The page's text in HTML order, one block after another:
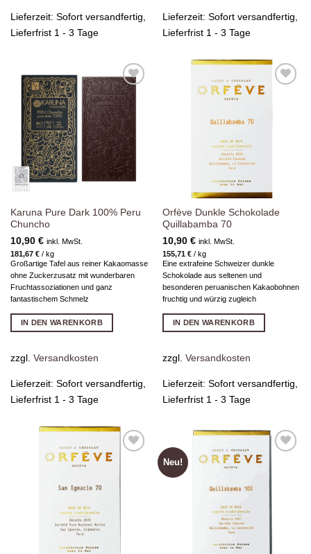
Lieferzeit: Sofort versandfertig,
Lieferfrist 1 - 3 Tage
Lieferzeit: Sofort versandfertig,
Lieferfrist 1 - 3 Tage
Zur
Wunschliste
hinzufügen
Karuna Pure Dark 100% Peru
Chuncho
10,90 € inkl. MwSt.
181,67 €/ kg
Großartige Tafel aus reiner Kakaomasse
ohne Zuckerzusatz mit wunderbaren
Fruchtassoziationen und ganz
fantastischem Schmelz
IN DEN WARENKORB
zzgl. Versandkosten
Lieferzeit: Sofort versandfertig,
Lieferfrist 1 - 3 Tage
Orfève Dunkle Schokolade
Quillabamba 70
10,90 € inkl. MwSt.
155,71 €/ kg
Eine extrafeine Schweizer dunkle
Schokolade aus seltenen und
besonderen peruanischen Kakaobohnen
fruchtig und würzig zugleich
IN DEN WARENKORB
zzgl. Versandkosten
Lieferzeit: Sofort versandfertig,
Lieferfrist 1 - 3 Tage
Neu!